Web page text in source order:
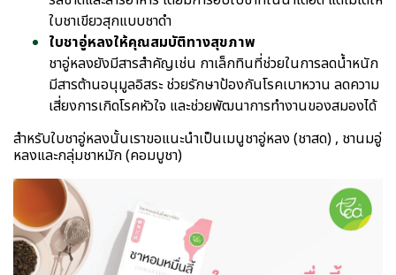
ใบชาเขียวสุกแบบชาดำ
ใบชาอู่หลงให้คุณสมบัติทางสุขภาพ
ชาอู่หลงยังมีสารสำคัญเช่น กาเล็กทินที่ช่วยในการลดน้ำหนัก
มีสารต้านอนุมูลอิสระ ช่วยรักษาป้องกันโรคเบาหวาน ลดความ
เสี่ยงการเกิดโรคหัวใจ และช่วยพัฒนาการทำงานของสมองได้
สำหรับใบชาอู่หลงนั้นเราขอแนะนำเป็นเมนูชาอู่หลง (ชาสด) , ชานมอู่
หลงและกลุ่มชาหมัก (คอมบูชา)